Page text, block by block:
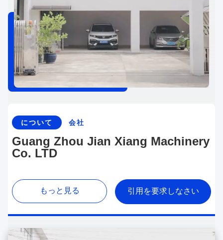
について 会社
Guang Zhou Jian Xiang Machinery
Co. LTD
もっと見る 引用を要求しなさい